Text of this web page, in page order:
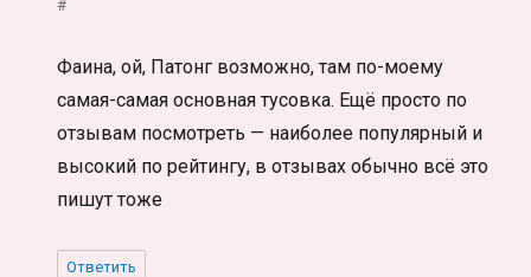
#
Фаина, ой, Патонг возможно, там по-моему
самая-самая основная тусовка. Ещё просто по
отзывам посмотреть — наиболее популярный и
высокий по рейтингу, в отзывах обычно всё это
пишут тоже
Ответить